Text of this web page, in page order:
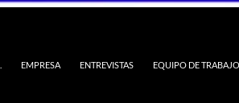
EMPRESA ENTREVISTAS EQUIPO DE TRABAJO